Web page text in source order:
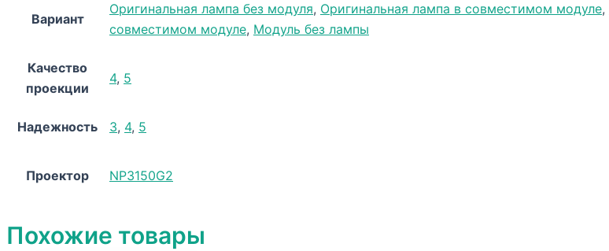
Вариант
Оригинальная лампа без модуля, Оригинальная лампа в совместимом модуле,
совместимом модуле, Модуль без лампы
Качество
проекции
4, 5
Надежность 3, 4, 5
Проектор NP3150G2
Похожие товары